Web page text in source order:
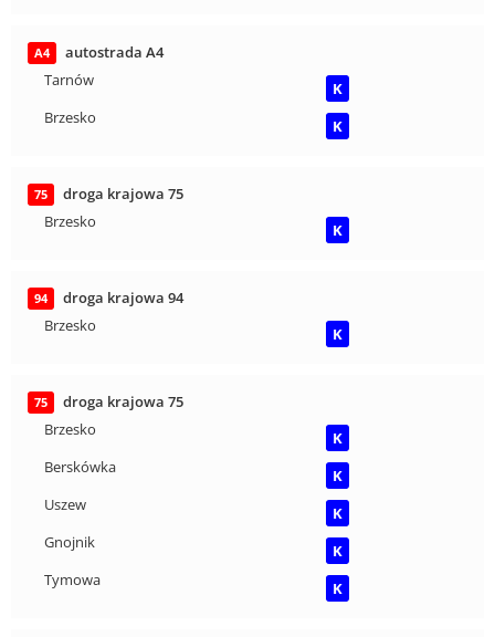
A4
autostrada A4
Tarnów
K
Brzesko
K
75
droga krajowa 75
Brzesko
K
94
droga krajowa 94
Brzesko
K
75
droga krajowa 75
Brzesko
K
Berskówka
K
Uszew
K
Gnojnik
K
Tymowa
K